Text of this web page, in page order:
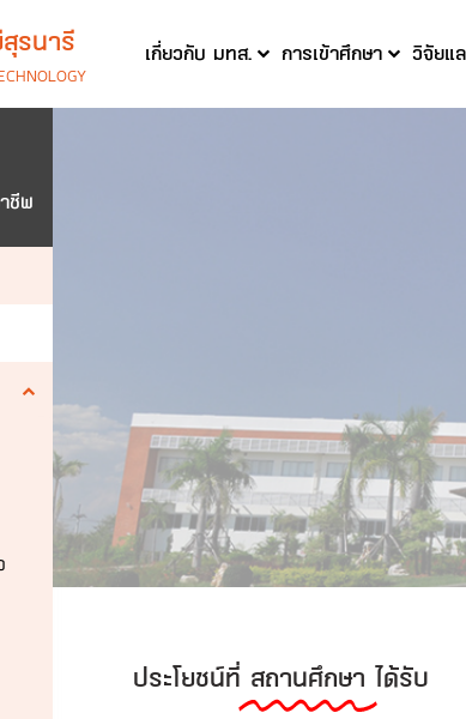
รนารี เกี่ยวกับ มทส. การเข้าศึกษา วิจัยแ
ชีพ
ประโยชน์ที่ สถานศึกษา ได้รับ